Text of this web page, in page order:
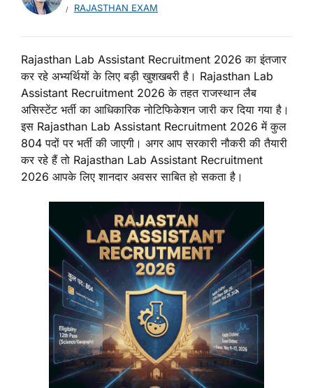
RAJASTHAN EXAM
Rajasthan Lab Assistant Recruitment 2026 का इंतजार
कर रहे अभ्यर्थियों के लिए बड़ी खुशखबरी है। Rajasthan Lab
Assistant Recruitment 2026 के तहत राजस्थान लैब
असिस्टेंट भर्ती का आधिकारिक नोटिफिकेशन जारी कर दिया गया है।
इस Rajasthan Lab Assistant Recruitment 2026 में कुल
804 पदों पर भर्ती की जाएगी। अगर आप सरकारी नौकरी की तैयारी
कर रहे हैं तो Rajasthan Lab Assistant Recruitment
2026 आपके लिए शानदार अवसर साबित हो सकता है।